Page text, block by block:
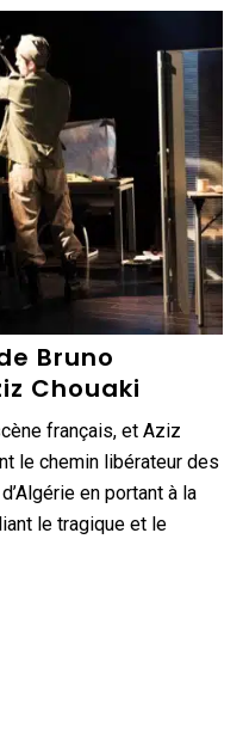
Bruno
Chouaki
français, et Aziz
le chemin libérateur des
en portant à la
le tragique et le